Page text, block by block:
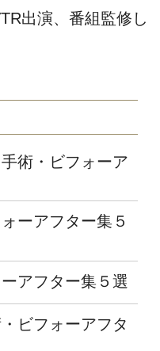
出演、番組監修し
術・ビフォーア
ーアフター集５
アフター集５選
ビフォーアフタ